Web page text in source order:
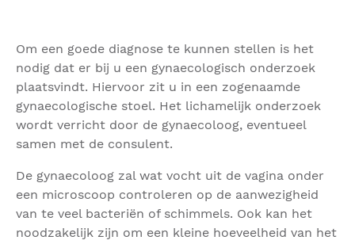
Om een goede diagnose te kunnen stellen is het
nodig dat er bij u een gynaecologisch onderzoek
plaatsvindt. Hiervoor zit u in een zogenaamde
gynaecologische stoel. Het lichamelijk onderzoek
wordt verricht door de gynaecoloog, eventueel
samen met de consulent.
De gynaecoloog zal wat vocht uit de vagina onder
een microscoop controleren op de aanwezigheid
van te veel bacteriën of schimmels. Ook kan het
noodzakelijk zijn om een kleine hoeveelheid van het